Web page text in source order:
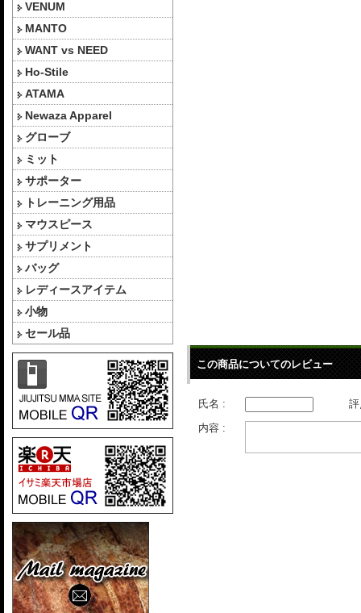
VENUM
MANTO
WANT vs NEED
Ho-Stile
ATAMA
Newaza Apparel
グローブ
ミット
サポーター
トレーニング用品
マウスピース
サプリメント
バッグ
レディースアイテム
小物
セール品
この商品についてのレビュー
氏名 :
内容 :